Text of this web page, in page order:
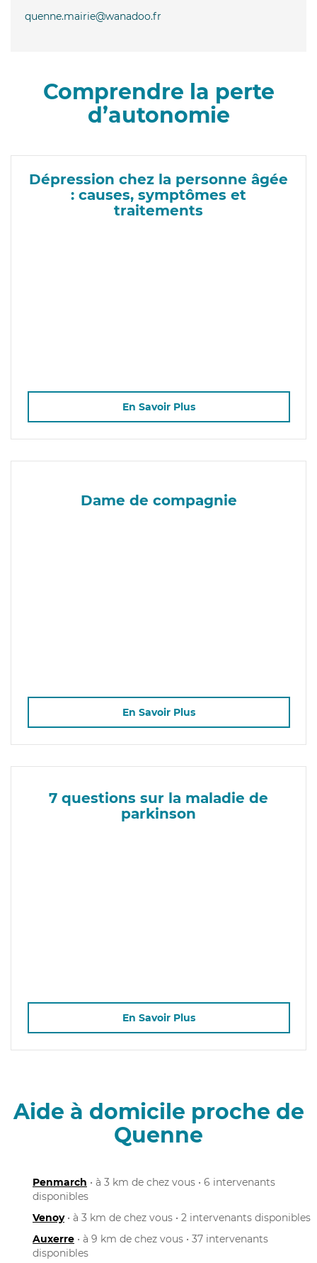
quenne.mairie@wanadoo.fr
Comprendre la perte
d’autonomie
Dépression chez la personne âgée
: causes, symptômes et
traitements
En Savoir Plus
Dame de compagnie
En Savoir Plus
7 questions sur la maladie de
parkinson
En Savoir Plus
Aide à domicile proche de
Quenne
Penmarch • à 3 km de chez vous • 6 intervenants
disponibles
Venoy• à 3 km de chez vous • 2 intervenants disponibles
Auxerre • à 9 km de chez vous • 37 intervenants
disponibles